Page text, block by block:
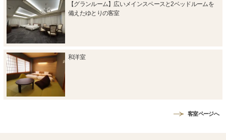
【グランルーム】広いメインスペースと2ベッドルームを
備えたゆとりの客室
和洋室
客室ページへ